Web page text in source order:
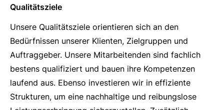
Qualitätsziele
Unsere Qualitätsziele orientieren sich an den
Bedürfnissen unserer Klienten, Zielgruppen und
Auftraggeber. Unsere Mitarbeitenden sind fachlich
bestens qualifiziert und bauen ihre Kompetenzen
laufend aus. Ebenso investieren wir in effiziente
Strukturen, um eine nachhaltige und reibungslose